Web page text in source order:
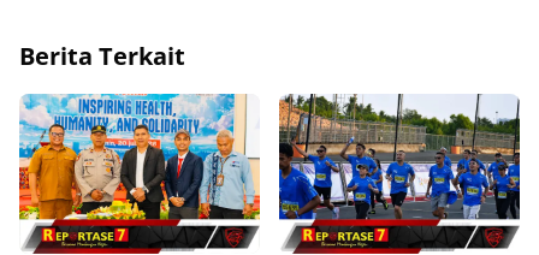
Berita Terkait